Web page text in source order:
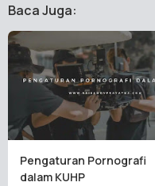
Baca Juga:
Pengaturan Pornografi
dalam KUHP